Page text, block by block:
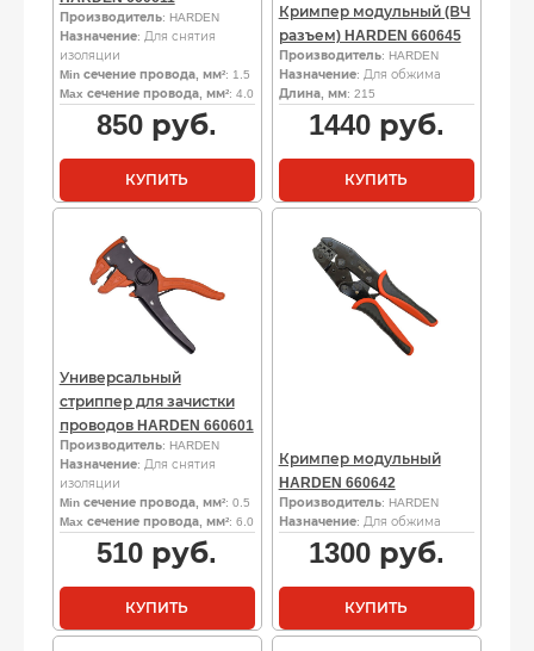
Производитель: HARDEN
Назначение: Для снятия
изоляции
Min сечение провода, мм²: 1.5
Max сечение провода, мм²: 4.0
850 руб.
КУПИТЬ
Кримпер модульный (ВЧ
разъем) HARDEN 660645
Производитель: HARDEN
Назначение: Для обжима
Длина, мм: 215
1440руб.
КУПИТЬ
Универсальный
стриппер для зачистки
проводов HARDEN 660601
Производитель: HARDEN
Назначение: Для снятия
изоляции
Min сечение провода, мм²: 0.5
Max сечение провода, мм²: 6.0
510 руб.
КУПИТЬ
Кримпер модульный
HARDEN 660642
Производитель: HARDEN
Назначение: Для обжима
1300руб.
КУПИТЬ